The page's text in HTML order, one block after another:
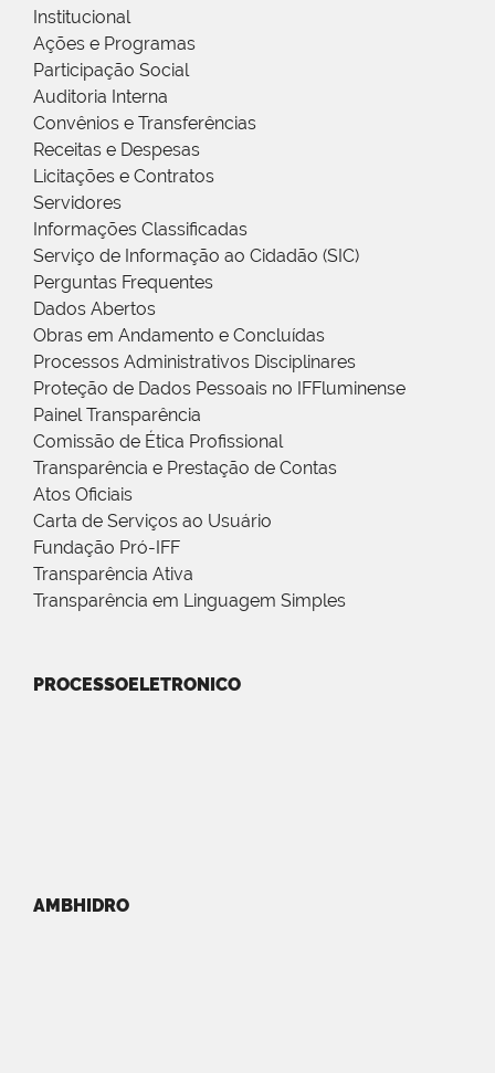
Institucional
Ações e Programas
Participação Social
Auditoria Interna
Convênios e Transferências
Receitas e Despesas
Licitações e Contratos
Servidores
Informações Classificadas
Serviço de Informação ao Cidadão (SIC)
Perguntas Frequentes
Dados Abertos
Obras em Andamento e Concluídas
Processos Administrativos Disciplinares
Proteção de Dados Pessoais no IFFluminense
Painel Transparência
Comissão de Ética Profissional
Transparência e Prestação de Contas
Atos Oficiais
Carta de Serviços ao Usuário
Fundação Pró-IFF
Transparência Ativa
Transparência em Linguagem Simples
PROCESSOELETRONICO
AMBHIDRO